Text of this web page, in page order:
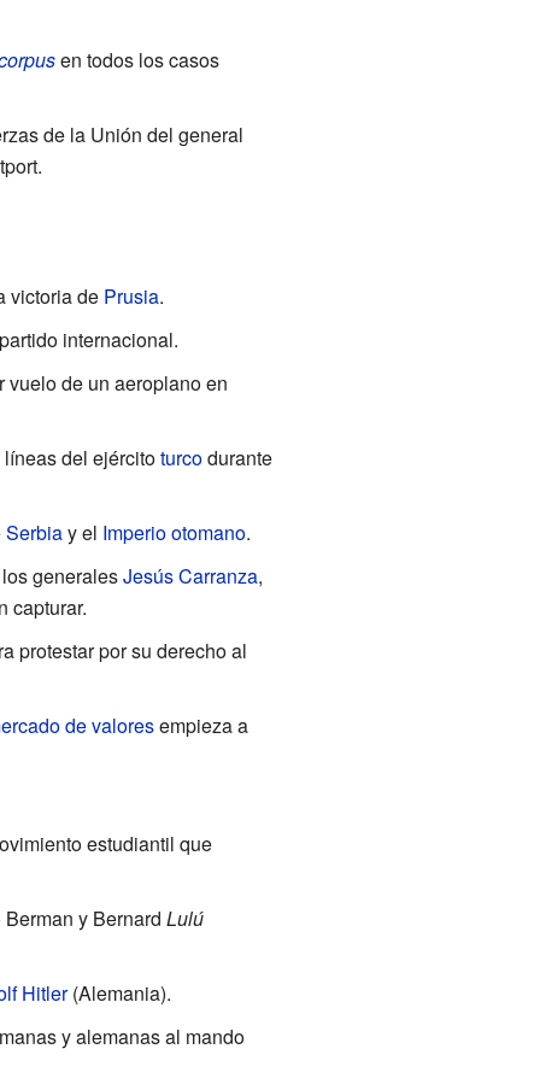
en todos los casos
de la Unión del general
victoria de Prusia.
internacional.
de un aeroplano en
del ejércitoturcodurante
Serbiay el Imperio otomano.
generalesJesús Carranza,
capturar.
protestar por su derecho al
de valoresempieza a
estudiantil que
y Bernard Lulú
Hitler(Alemania).
y alemanas al mando